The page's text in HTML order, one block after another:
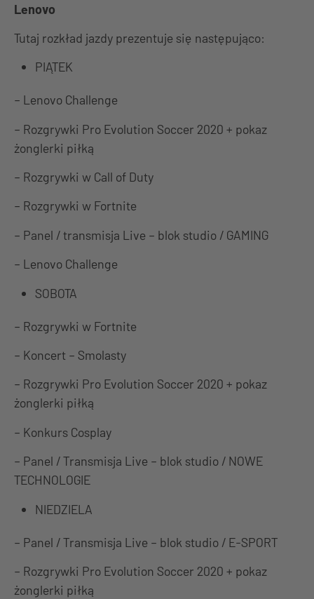
Lenovo
Tutaj rozkład jazdy prezentuje się następująco:
PIĄTEK
– Lenovo Challenge
– Rozgrywki Pro Evolution Soccer 2020 + pokaz
żonglerki piłką
– Rozgrywki w Call of Duty
– Rozgrywki w Fortnite
– Panel / transmisja Live – blok studio / GAMING
– Lenovo Challenge
SOBOTA
– Rozgrywki w Fortnite
– Koncert – Smolasty
– Rozgrywki Pro Evolution Soccer 2020 + pokaz
żonglerki piłką
– Konkurs Cosplay
– Panel / Transmisja Live – blok studio / NOWE
TECHNOLOGIE
NIEDZIELA
– Panel / Transmisja Live – blok studio / E-SPORT
– Rozgrywki Pro Evolution Soccer 2020 + pokaz
żonglerki piłką